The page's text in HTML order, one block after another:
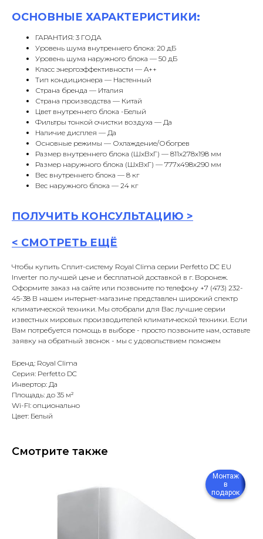
ОСНОВНЫЕ ХАРАКТЕРИСТИКИ:
ГАРАНТИЯ: 3 ГОДА
Уровень шума внутреннего блока: 20 дБ
Уровень шума наружного блока — 50 дБ
Класс энергоэффективности — A++
Тип кондиционера — Настенный
Страна бренда — Италия
Страна производства — Китай
Цвет внутреннего блока -Белый
Фильтры тонкой очистки воздуха — Да
Наличие дисплея — Да
Основные режимы — Охлаждение/Обогрев
Размер внутреннего блока (ШxВxГ) — 811x278x198 мм
Размер наружного блока (ШxВxГ) — 777x498x290 мм
Вес внутреннего блока — 8 кг
Вес наружного блока — 24 кг
ПОЛУЧИТЬ КОНСУЛЬТАЦИЮ >
< СМОТРЕТЬ ЕЩЁ
Чтобы купить Сплит-систему Royal Clima серии Perfetto DC EU
Inverter по лучшей цене и бесплатной доставкой в г. Воронеж.
Оформите заказ на сайте или позвоните по телефону +7 (473) 232-
45-38 В нашем интернет-магазине представлен широкий спектр
климатической техники. Мы отобрали для Вас лучшие серии
известных мировых производителей климатической техники. Если
Вам потребуется помощь в выборе - просто позвоните нам, оставьте
заявку на обратный звонок - мы с удовольствием поможем
Бренд: Royal Clima
Серия: Perfetto DC
Инвертор: Да
Площадь: до 35 м²
Wi-FI: опционально
Цвет: Белый
Смотрите также
Монтаж
в
подарок